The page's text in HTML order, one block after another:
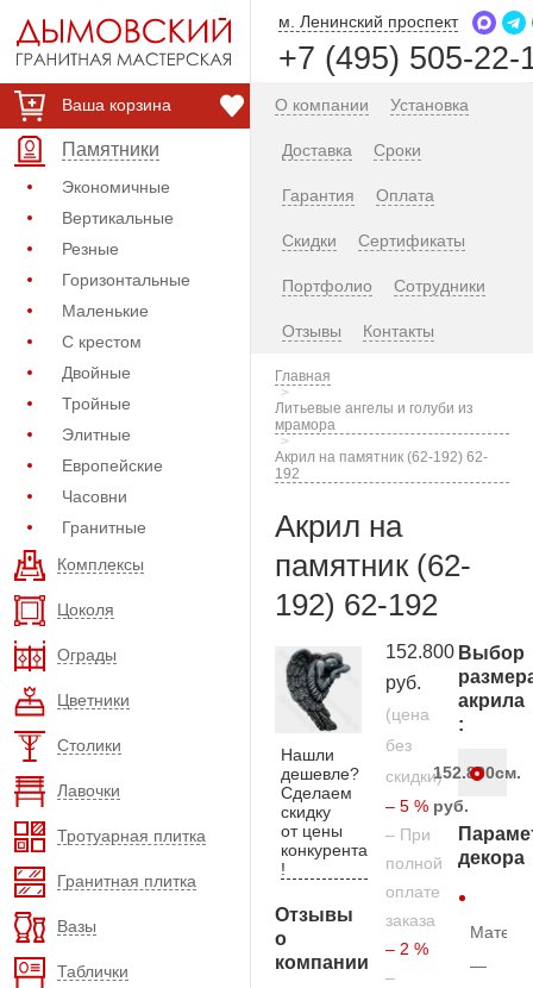
Ваша корзина
Памятники
Экономичные
Вертикальные
Резные
Горизонтальные
Маленькие
С крестом
Двойные
Тройные
Элитные
Европейские
Часовни
Гранитные
Комплексы
Цоколя
Ограды
Цветники
Столики
Лавочки
Тротуарная плитка
Гранитная плитка
Вазы
Таблички
м. Ленинский проспект
+7 (495) 505-22-
О компании Установка
Доставка Сроки
Гарантия Оплата
Скидки Сертификаты
Портфолио Сотрудники
Отзывы Контакты
Главная
Литьевые ангелы и голуби из
мрамора
Акрил на памятник (62-192) 62-
192
Акрил на
памятник (62-
192) 62-192
Нашли
дешевле?
Сделаем
скидку
от цены
конкурента
!
Отзывы
о
компании
152.800
руб.
(цена
без
скидки)
– 5 %
– При
полной
оплате
заказа
– 2 %
–
Выбор
акрила
:
152.800
руб.
см.
декора
—